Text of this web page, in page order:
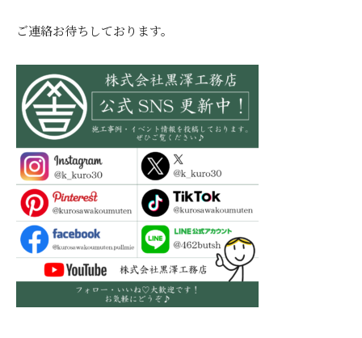
ご連絡お待ちしております。